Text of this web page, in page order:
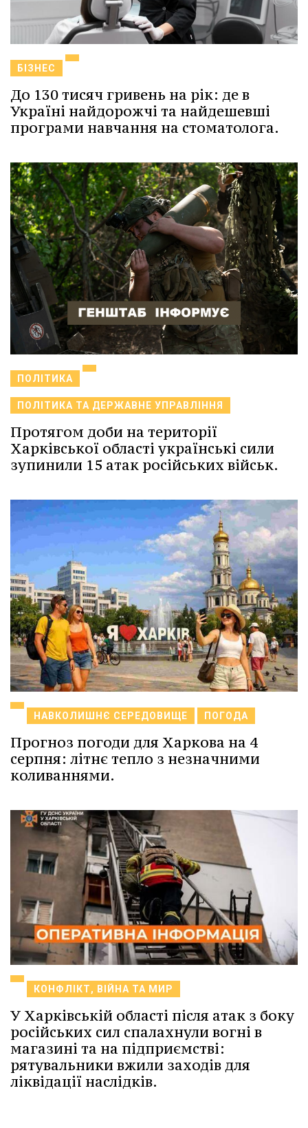
БІЗНЕС
До 130 тисяч гривень на рік: де в
Україні найдорожчі та найдешевші
програми навчання на стоматолога.
ПОЛІТИКА
ПОЛІТИКА ТА ДЕРЖАВНЕ УПРАВЛІННЯ
Протягом доби на території
Харківської області українські сили
зупинили 15 атак російських військ.
НАВКОЛИШНЄ СЕРЕДОВИЩЕ ПОГОДА
Прогноз погоди для Харкова на 4
серпня: літнє тепло з незначними
коливаннями.
КОНФЛІКТ, ВІЙНА ТА МИР
У Харківській області після атак з боку
російських сил спалахнули вогні в
магазині та на підприємстві:
рятувальники вжили заходів для
ліквідації наслідків.